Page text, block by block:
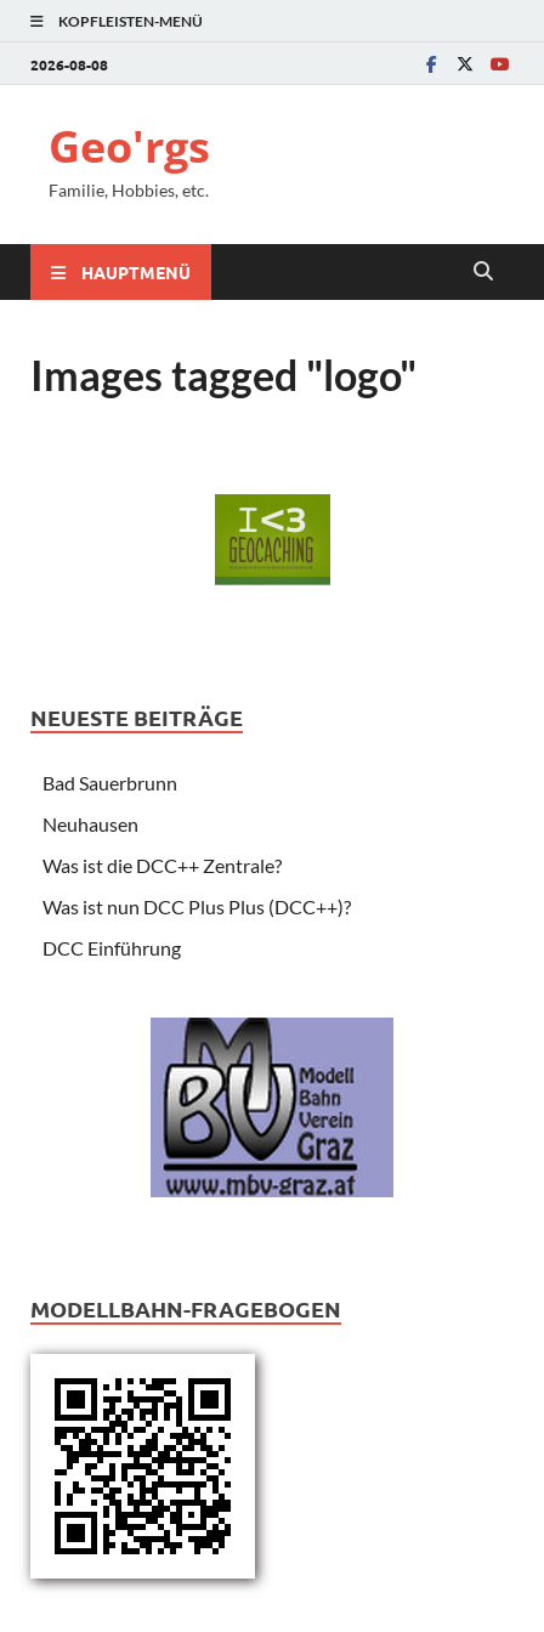
KOPFLEISTEN-MENÜ
2026-08-08
Geo'rgs
Familie, Hobbies, etc.
HAUPTMENÜ
Images tagged "logo"
NEUESTE BEITRÄGE
Bad Sauerbrunn
Neuhausen
Was ist die DCC++ Zentrale?
Was ist nun DCC Plus Plus (DCC++)?
DCC Einführung
MODELLBAHN-FRAGEBOGEN